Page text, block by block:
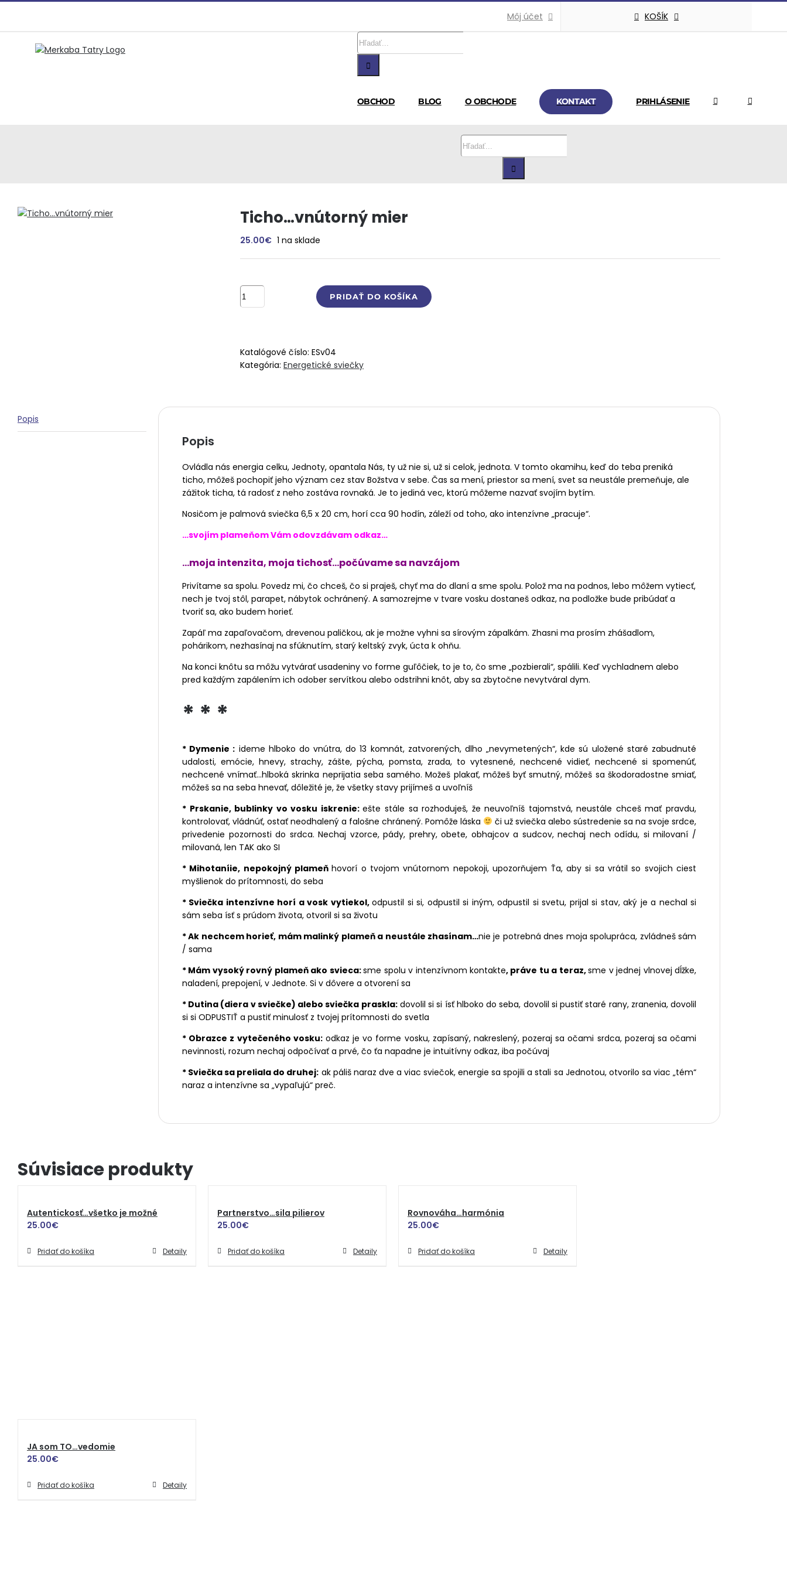
Môj účet
KOŠÍK
Hľadať:
OBCHOD BLOG O OBCHODE KONTAKT PRIHLÁSENIE
Hľadať:
Ticho…vnútorný mier
25.00€ 1 na sklade
množstvo
Ticho…
PRIDAŤ DO KOŠÍKA
Katalógové číslo: ESv04
Kategória: Energetické sviečky
Popis
Popis
Ovládla nás energia celku, Jednoty, opantala Nás, ty už nie si, už si celok, jednota. V tomto okamihu, keď do teba preniká
ticho, môžeš pochopiť jeho význam cez stav Božstva v sebe. Čas sa mení, priestor sa mení, svet sa neustále premeňuje, ale
zážitok ticha, tá radosť z neho zostáva rovnaká. Je to jediná vec, ktorú môžeme nazvať svojím bytím.
Nosičom je palmová sviečka 6,5 x 20 cm, horí cca 90 hodín, záleží od toho, ako intenzívne „pracuje“.
…svojím plameňom Vám odovzdávam odkaz…
…moja intenzita, moja tichosť…počúvame sa navzájom
Privítame sa spolu. Povedz mi, čo chceš, čo si praješ, chyť ma do dlaní a sme spolu. Polož ma na podnos, lebo môžem vytiecť,
nech je tvoj stôl, parapet, nábytok ochránený. A samozrejme v tvare vosku dostaneš odkaz, na podložke bude pribúdať a
tvoriť sa, ako budem horieť.
Zapáľ ma zapaľovačom, drevenou paličkou, ak je možne vyhni sa sírovým zápalkám. Zhasni ma prosím zhášadlom,
pohárikom, nezhasínaj na sfúknutím, starý keltský zvyk, úcta k ohňu.
Na konci knôtu sa môžu vytvárať usadeniny vo forme guľôčiek, to je to, čo sme „pozbierali“, spálili. Keď vychladnem alebo
pred každým zapálením ich odober servítkou alebo odstrihni knôt, aby sa zbytočne nevytváral dym.
* * *
* Dymenie : ideme hlboko do vnútra, do 13 komnát, zatvorených, dlho „nevymetených“, kde sú uložené staré zabudnuté
udalosti, emócie, hnevy, strachy, zášte, pýcha, pomsta, zrada, to vytesnené, nechcené vidieť, nechcené si spomenúť,
nechcené vnímať…hlboká skrinka neprijatia seba samého. Možeš plakať, môžeš byť smutný, môžeš sa škodoradostne smiať,
môžeš sa na seba hnevať, dôležité je, že všetky stavy prijímeš a uvoľníš
* Prskanie, bublinky vo vosku iskrenie:ešte stále sa rozhoduješ, že neuvoľníš tajomstvá, neustále chceš mať pravdu,
kontrolovať, vládnúť, ostať neodhalený a falošne chránený. Pomôže láska
či už sviečka alebo sústredenie sa na svoje srdce,
privedenie pozornosti do srdca. Nechaj vzorce, pády, prehry, obete, obhajcov a sudcov, nechaj nech odídu, si milovaní /
milovaná, len TAK ako SI
* Mihotaníie, nepokojný plameňhovorí o tvojom vnútornom nepokoji, upozorňujem Ťa, aby si sa vrátil so svojich ciest
myšlienok do prítomnosti, do seba
* Sviečka intenzívne horí a vosk vytiekol,odpustil si si, odpustil si iným, odpustil si svetu, prijal si stav, aký je a nechal si
sám seba ísť s prúdom života, otvoril si sa životu
* Ak nechcem horieť, mám malinký plameň a neustále zhasínam…nie je potrebná dnes moja spolupráca, zvládneš sám
/ sama
* Mám vysoký rovný plameň ako svieca:sme spolu v intenzívnom kontakte, práve tu a teraz,sme v jednej vlnovej dĺžke,
naladení, prepojení, v Jednote. Si v dôvere a otvorení sa
* Dutina (diera v sviečke) alebo sviečka praskla:dovolil si si ísť hlboko do seba, dovolil si pustiť staré rany, zranenia, dovolil
si si ODPUSTIŤ a pustiť minulosť z tvojej prítomnosti do svetla
* Obrazce z vytečeného vosku:odkaz je vo forme vosku, zapísaný, nakreslený, pozeraj sa očami srdca, pozeraj sa očami
nevinnosti, rozum nechaj odpočívať a prvé, čo ťa napadne je intuitívny odkaz, iba počúvaj
* Sviečka sa preliala do druhej: ak páliš naraz dve a viac sviečok, energie sa spojili a stali sa Jednotou, otvorilo sa viac „tém“
naraz a intenzívne sa „vypaľujú“ preč.
Súvisiace produkty
Autentickosť…všetko je možné
25.00€
Pridať do košíka Detaily
Partnerstvo…sila pilierov
25.00€
Pridať do košíka Detaily
Rovnováha…harmónia
25.00€
Pridať do košíka Detaily
JA som TO…vedomie
25.00€
Pridať do košíka Detaily